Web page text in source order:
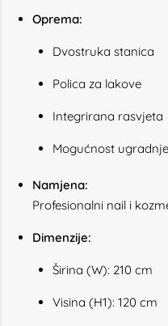
Oprema:
Dvostruka stanica
Polica za lakove
Integrirana rasvjeta
Mogućnost
Namjena:
Profesionalni nail i
Dimenzije:
Širina (W): 210 cm
Visina (H1): 120 cm